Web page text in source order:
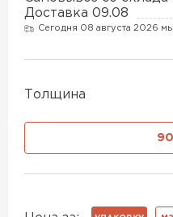
Доставка 09.08
Сегодня 08 августа 2026
Толщина
Утеплитель
Утеплитель Paroc
Утеплитель
Утеплитель